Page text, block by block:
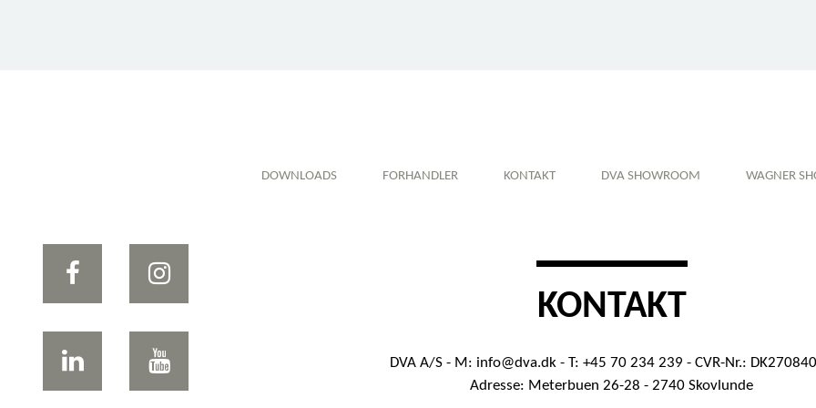
DOWNLOADS FORHANDLER KONTAKT DVA SHOWROOM WAGNER
KONTAKT
DVA A/S - M: info@dva.dk - T: +45 70 234 239 - CVR-Nr.:
Adresse: Meterbuen 26-28 - 2740 Skovlunde